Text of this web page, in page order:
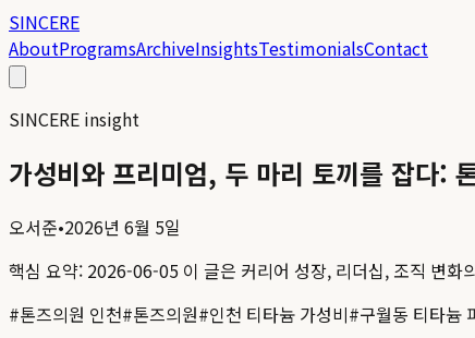
SINCERE
AboutProgramsArchiveInsightsTestimonialsContact
SINCERE insight
가성비와 프리미엄, 두 마리 토끼를 잡다:
오서준•2026년 6월 5일
핵심 요약: 2026-06-05 이 글은 커리어 성장, 리더십, 조직 변
#톤즈의원 인천#톤즈의원#인천 티타늄 가성비#구월동 티타늄